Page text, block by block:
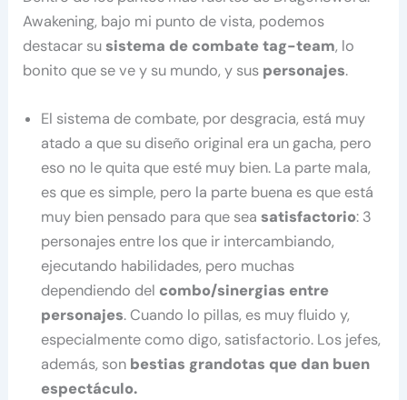
Awakening, bajo mi punto de vista, podemos
destacar susistema de combate tag-team, lo
bonito que se ve y su mundo, y sus personajes.
El sistema de combate, por desgracia, está muy
atado a que su diseño original era un gacha, pero
eso no le quita que esté muy bien. La parte mala,
es que es simple, pero la parte buena es que está
muy bien pensado para que seasatisfactorio: 3
personajes entre los que ir intercambiando,
ejecutando habilidades, pero muchas
dependiendo del combo/sinergias entre
personajes. Cuando lo pillas, es muy fluido y,
especialmente como digo, satisfactorio. Los jefes,
además, son bestias grandotas que dan buen
espectáculo.